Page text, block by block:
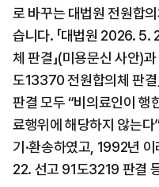
로 바꾸는 대법원 전원합
습니다. 「대법원 2026. 5.
체 판결」(미용문신 사안)
도13370 전원합의체 판결
판결 모두 “비의료인이 행
료행위에 해당하지 않는
기·환송하였고, 1992년
22. 선고 91도3219 판결